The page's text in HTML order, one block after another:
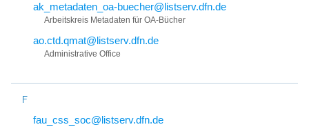
ak_metadaten_oa-buecher@listserv.dfn.de
Arbeitskreis Metadaten für OA-Bücher
ao.ctd.qmat@listserv.dfn.de
Administrative Office
F
fau_css_soc@listserv.dfn.de